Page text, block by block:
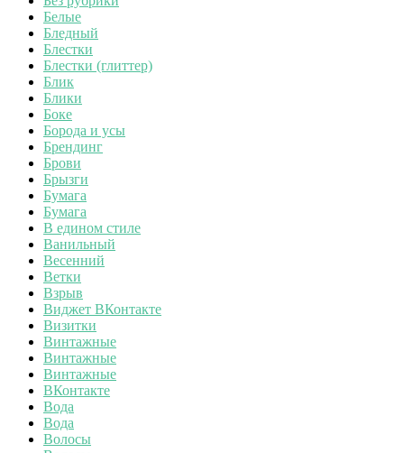
Белые
Бледный
Блестки
Блестки (глиттер)
Блик
Блики
Боке
Борода и усы
Брендинг
Брови
Брызги
Бумага
Бумага
В едином стиле
Ванильный
Весенний
Ветки
Взрыв
Виджет ВКонтакте
Визитки
Винтажные
Винтажные
Винтажные
ВКонтакте
Вода
Вода
Волосы